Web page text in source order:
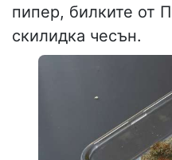
пипер, билките от
скилидка чесън.